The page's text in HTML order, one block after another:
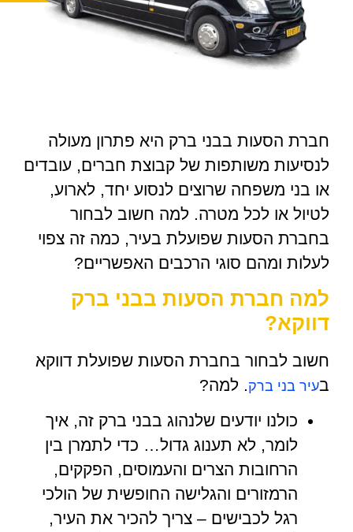
חברת הסעות בבני ברק היא פתרון מעולה
לנסיעות משותפות של קבוצת חברים, עובדים
או בני משפחה שרוצים לנסוע יחד, לארוע,
לטיול או לכל מטרה. למה חשוב לבחור
בחברת הסעות שפועלת בעיר, כמה זה צפוי
לעלות ומהם סוגי הרכבים האפשריים?
למה חברת הסעות בבני ברק
דווקא?
חשוב לבחור בחברת הסעות שפועלת דווקא
בעיר בני ברק
. למה?
כולנו יודעים שלנהוג בבני ברק זה, איך
לומר, לא תענוג גדול… כדי לתמרן בין
הרחובות הצרים והעמוסים, הפקקים,
הרמזורים והגלישה החופשית של הולכי
רגל לכבישים – צריך להכיר את העיר,